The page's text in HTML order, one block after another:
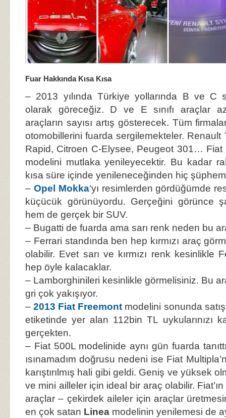
Fuar Hakkında Kısa Kısa
– 2013 yılında Türkiye yollarında B ve C
olarak göreceğiz. D ve E sınıfı araçlar
araçların sayısı artış gösterecek. Tüm
otomobillerini fuarda sergilemekteler. Renault
Rapid, Citroen C-Elysee, Peugeot 301… Fiat
modelini mutlaka yenileyecektir. Bu kadar
kısa süre içinde yenileneceğinden hiç
– Opel Mokka‘yı resimlerden gördüğümde
küçücük görünüyordu. Gerçeğini görünce
hem de gerçek bir SUV.
– Bugatti de fuarda ama sarı renk neden bu
– Ferrari standında ben hep kırmızı araç
olabilir. Evet sarı ve kırmızı renk kesinlikle
hep öyle kalacaklar.
– Lamborghinileri kesinlikle görmelisiniz. Bu
gri çok yakışıyor.
–2013 Fiat Freemont modelini sonunda
etiketinde yer alan 112bin TL uykularınızı
gerçekten.
– Fiat 500L modelinide aynı gün fuarda
ısınamadım doğrusu nedeni ise Fiat
karıştırılmış hali gibi geldi. Geniş ve yüksek
ve mini ailleler için ideal bir araç olabilir.
araçlar – çekirdek aileler için araçlar
en çok satan Linea modelinin yenilemesi de